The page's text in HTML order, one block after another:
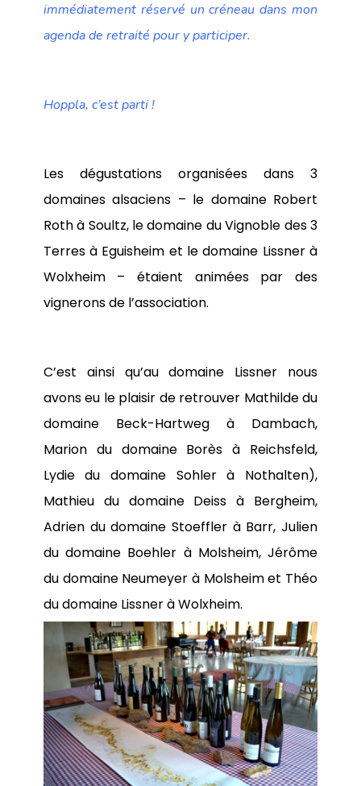
immédiatement réservé un créneau dans mon
agenda de retraité pour y participer.
Hoppla, c’est parti !
Les dégustations organisées dans 3
domaines alsaciens – le domaine Robert
Roth à Soultz, le domaine du Vignoble des 3
Terres à Eguisheim et le domaine Lissner à
Wolxheim – étaient animées par des
vignerons de l’association.
C’est ainsi qu’au domaine Lissner nous
avons eu le plaisir de retrouver Mathilde du
domaine Beck-Hartweg à Dambach,
Marion du domaine Borès à Reichsfeld,
Lydie du domaine Sohler à Nothalten),
Mathieu du domaine Deiss à Bergheim,
Adrien du domaine Stoeffler à Barr, Julien
du domaine Boehler à Molsheim, Jérôme
du domaine Neumeyer à Molsheim et Théo
du domaine Lissner à Wolxheim.